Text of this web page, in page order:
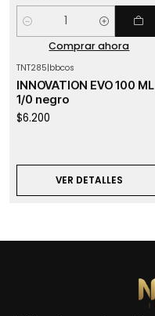
Cantidad
Comprar ahora
TNT285|bbcos
INNOVATION EVO 100 ML
1/0 negro
$6.200
VER DETALLES